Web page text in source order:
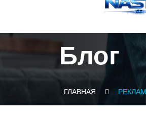
Блог
ГЛАВНАЯ